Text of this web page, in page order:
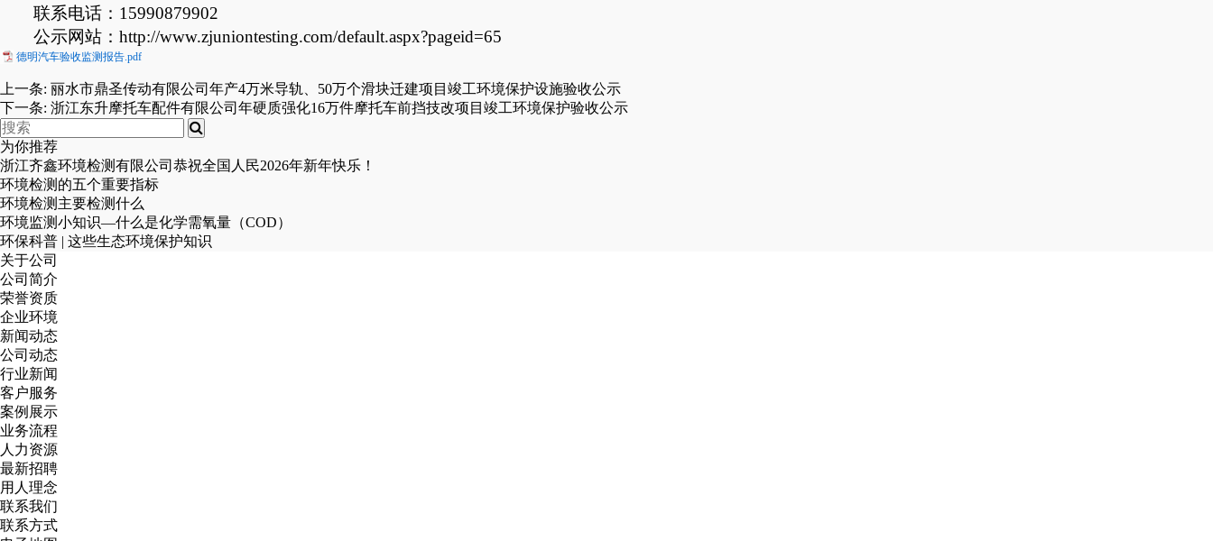
联系电话：15990879902
公示网站： http://www.zjuniontesting.com/default.aspx?pageid=65
德明汽车验收监测报告.pdf
上一条: 丽水市鼎圣传动有限公司年产4万米导轨、50万个滑块迁建项目竣工环境保护设施验收公示
下一条: 浙江东升摩托车配件有限公司年硬质强化16万件摩托车前挡技改项目竣工环境保护验收公示
为你推荐
浙江齐鑫环境检测有限公司恭祝全国人民2026年新年快乐！
环境检测的五个重要指标
环境检测主要检测什么
环境监测小知识—什么是化学需氧量（COD）
环保科普 | 这些生态环境保护知识
关于公司
公司简介
荣誉资质
企业环境
新闻动态
公司动态
行业新闻
客户服务
案例展示
业务流程
人力资源
最新招聘
用人理念
联系我们
联系方式